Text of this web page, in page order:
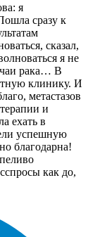
я
сразу к
сказал,
я не
рака… В
клинику. И
метастазов
и
ехать в
успешную
благодарна!
как до,